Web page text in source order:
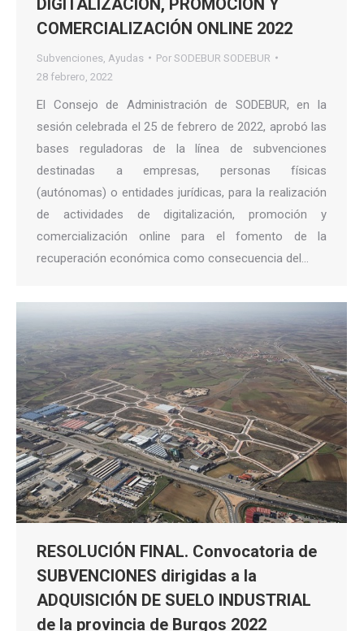
COMERCIALIZACIÓN ONLINE 2022
Subvenciones Ayudas Por SODEBUR SODEBUR
28 febrero, 2022
El Consejo de Administración de SODEBUR, en la
sesión celebrada el 25 de febrero de 2022, aprobó las
bases reguladoras de la línea de subvenciones
destinadas a empresas, personas físicas
(autónomas) o entidades jurídicas, para la realización
de actividades de digitalización, promoción y
comercialización online para el fomento de la
recuperación económica como consecuencia del…
RESOLUCIÓN FINAL. Convocatoria de
SUBVENCIONES dirigidas a la
ADQUISICIÓN DE SUELO INDUSTRIAL
de la provincia de Burgos 2022